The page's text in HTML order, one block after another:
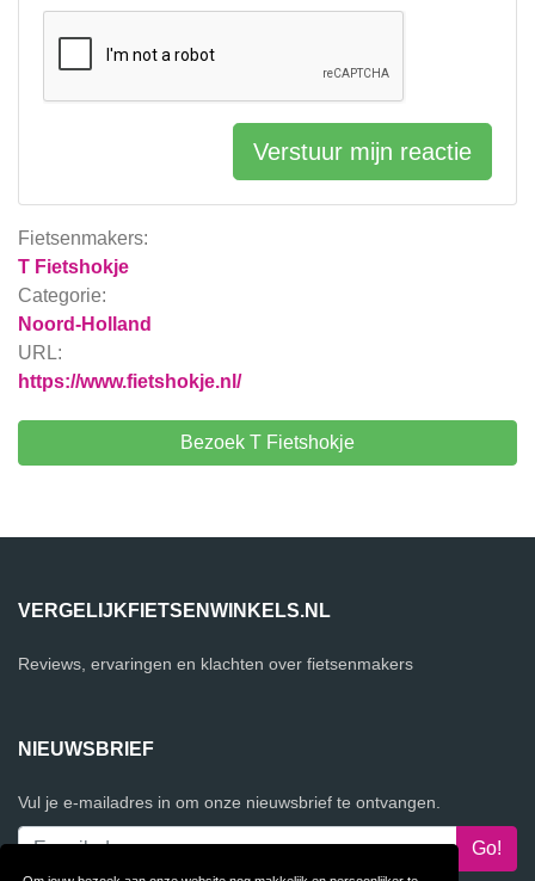
Fietsenmakers:
T Fietshokje
Categorie:
Noord-Holland
URL:
https://www.fietshokje.nl/
Bezoek T Fietshokje
Verstuur mijn reactie
VERGELIJKFIETSENWINKELS.NL
Reviews, ervaringen en klachten over fietsenmakers
NIEUWSBRIEF
Vul je e-mailadres in om onze nieuwsbrief te ontvangen.